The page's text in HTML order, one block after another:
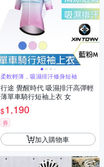
柔軟輕薄，吸濕排汗修身短袖
行途 覺醒時代 吸濕排汗高彈輕
薄單車騎行短袖上衣 女
$1,190
券
加入購物車